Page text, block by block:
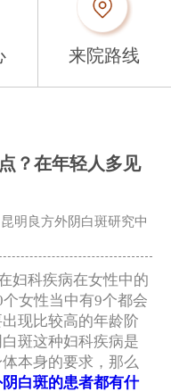
来院路线
？在年轻人多见
明良方外阴白斑研究中
科疾病在女性中的
女性当中有9个都会
现比较高的年龄阶
斑这种妇科疾病是
本身的要求，那么
白斑的患者都有什